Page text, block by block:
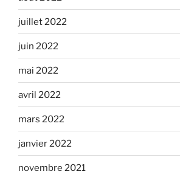
juillet 2022
juin 2022
mai 2022
avril 2022
mars 2022
janvier 2022
novembre 2021